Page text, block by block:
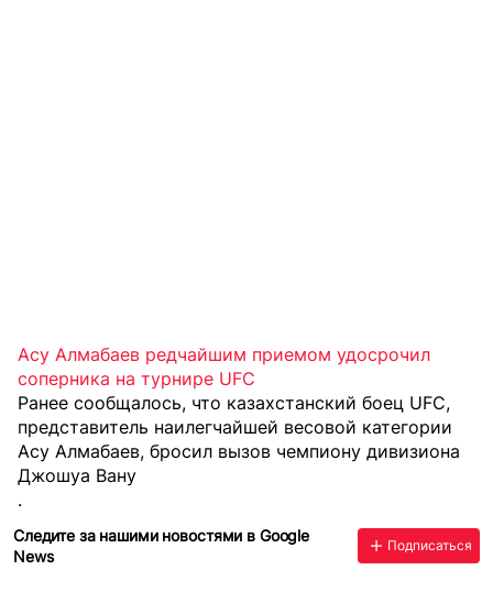
Асу Алмабаев редчайшим приемом удосрочил
соперника на турнире UFC
Ранее сообщалось, что казахстанский боец UFC,
представитель наилегчайшей весовой категории
Асу Алмабаев, бросил вызов чемпиону дивизиона
Джошуа Вану
.
Следите за нашими новостями в Google
News
Подписаться